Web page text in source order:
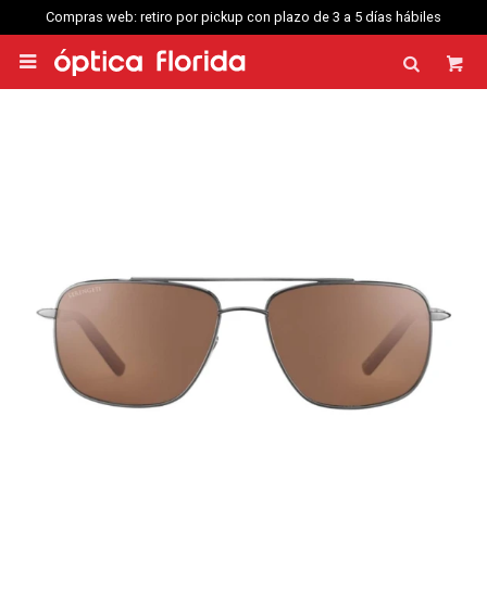
Compras web: retiro por pickup con plazo de 3 a 5 días hábiles
